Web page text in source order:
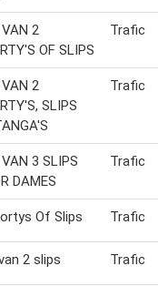
2
OF SLIPS
Trafic
2
SLIPS
Trafic
3 SLIPS
DAMES
Trafic
Of Slips Trafic
2 slips Trafic